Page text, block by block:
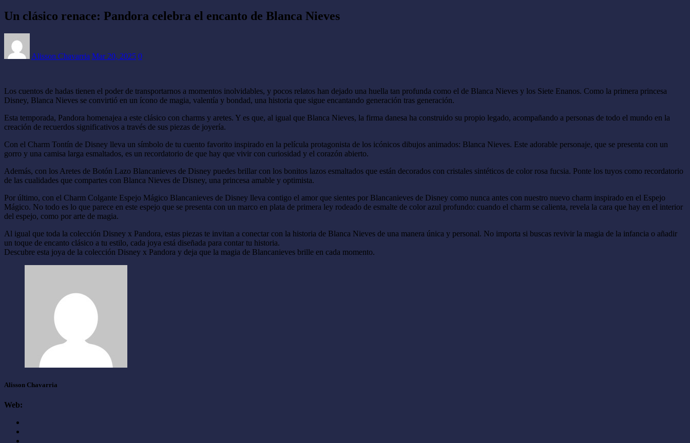
Un clásico renace: Pandora celebra el encanto de Blanca Nieves
Alisson Chavarria Mar 20, 2025 0
Los cuentos de hadas tienen el poder de transportarnos a momentos inolvidables, y pocos relatos han dejado una huella tan profunda como el de Blanca Nieves y los Siete Enanos. Como la primera princesa
Disney, Blanca Nieves se convirtió en un ícono de magia, valentía y bondad, una historia que sigue encantando generación tras generación.
Esta temporada, Pandora homenajea a este clásico con charms y aretes. Y es que, al igual que Blanca Nieves, la firma danesa ha construido su propio legado, acompañando a personas de todo el mundo en la
creación de recuerdos significativos a través de sus piezas de joyería.
Con el Charm Tontín de Disney lleva un símbolo de tu cuento favorito inspirado en la película protagonista de los icónicos dibujos animados: Blanca Nieves. Este adorable personaje, que se presenta con un
gorro y una camisa larga esmaltados, es un recordatorio de que hay que vivir con curiosidad y el corazón abierto.
Además, con los Aretes de Botón Lazo Blancanieves de Disney puedes brillar con los bonitos lazos esmaltados que están decorados con cristales sintéticos de color rosa fucsia. Ponte los tuyos como recordatorio
de las cualidades que compartes con Blanca Nieves de Disney, una princesa amable y optimista.
Por último, con el Charm Colgante Espejo Mágico Blancanieves de Disney lleva contigo el amor que sientes por Blancanieves de Disney como nunca antes con nuestro nuevo charm inspirado en el Espejo
Mágico. No todo es lo que parece en este espejo que se presenta con un marco en plata de primera ley rodeado de esmalte de color azul profundo: cuando el charm se calienta, revela la cara que hay en el interior
del espejo, como por arte de magia.
Al igual que toda la colección Disney x Pandora, estas piezas te invitan a conectar con la historia de Blanca Nieves de una manera única y personal. No importa si buscas revivir la magia de la infancia o añadir
un toque de encanto clásico a tu estilo, cada joya está diseñada para contar tu historia.
Descubre esta joya de la colección Disney x Pandora y deja que la magia de Blancanieves brille en cada momento.
Alisson Chavarria
Web: